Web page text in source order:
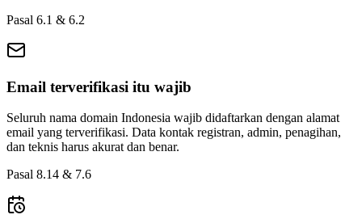
Pasal 6.1 & 6.2
Email terverifikasi itu wajib
Seluruh nama domain Indonesia wajib didaftarkan dengan alamat
email yang terverifikasi. Data kontak registran, admin, penagihan,
dan teknis harus akurat dan benar.
Pasal 8.14 & 7.6